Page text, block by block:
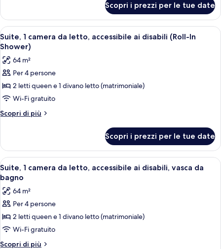
da
letto,
cucina
1
camera
da
letto,
Scopri i prezzi per le tue date
Apri
tutte
le
foto
per
Suite,
1
camera
accessibile
ai
disabili
(Roll-
In
Shower)
Una moderna camera d'albergo
4
Suite, 1 camera da letto, accessibile ai disabili (Roll-In
Shower)
64 m²
Per 4 persone
2 letti queen e 1 divano letto (matrimoniale)
Wi-Fi gratuito
Scopri di più
Altri
1
camera
da
letto,
accessibile
ai
disabili
In
Shower)
Scopri i prezzi per le tue date
Apri
tutte
le
foto
per
Suite,
1
camera
Una moderna camera d'albergo
4
Suite, 1 camera da letto, accessibile ai disabili, vasca da
bagno
64 m²
Per 4 persone
2 letti queen e 1 divano letto (matrimoniale)
Wi-Fi gratuito
Scopri di più
Altri